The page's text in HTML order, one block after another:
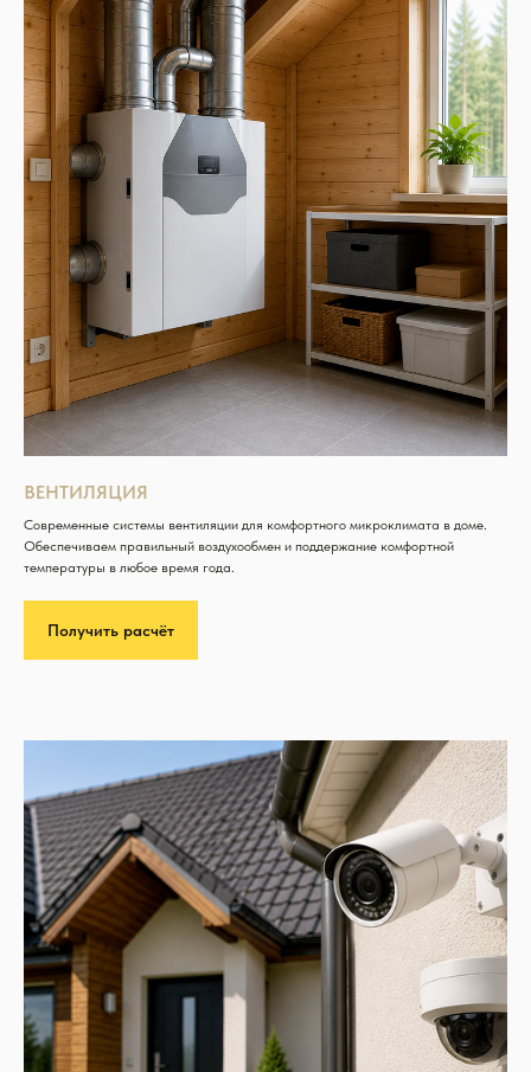
ВЕНТИЛЯЦИЯ
Современные системы вентиляции для комфортного микроклимата в доме.
Обеспечиваем правильный воздухообмен и поддержание комфортной
температуры в любое время года.
Получить расчёт